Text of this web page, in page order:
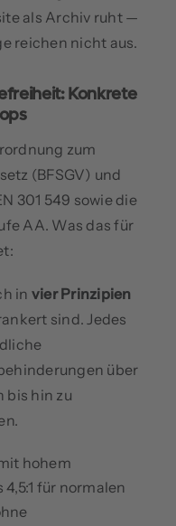
als Archiv ruht —
reichen nicht aus.
Konkrete
zum
(BFSGV) und
301 549 sowie die
AA. Was das für
in vier Prinzipien
sind. Jedes
über
bis hin zu
hohem
für normalen